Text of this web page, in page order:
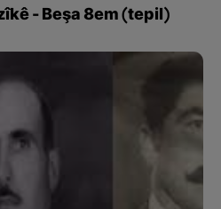
- Beşa 8em (tepil)